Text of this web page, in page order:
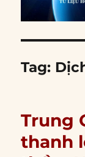
Tag:
Trung
thanh